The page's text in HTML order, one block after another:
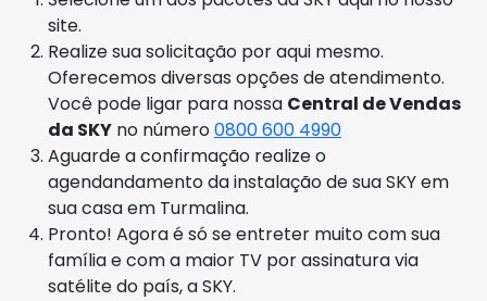
site.
Realize sua solicitação por aqui mesmo.
Oferecemos diversas opções de atendimento.
Você pode ligar para nossa Central de Vendas
da SKY no número0800 600 4990
Aguarde a confirmação realize o
agendandamento da instalação de sua SKY em
sua casa em Turmalina.
Pronto! Agora é só se entreter muito com sua
família e com a maior TV por assinatura via
satélite do país, a SKY.